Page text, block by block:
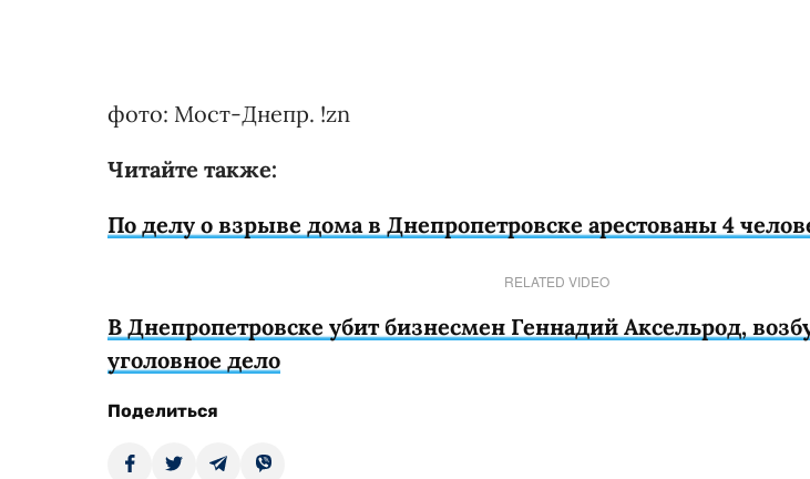
фото: Мост-Днепр. !zn
Читайте также:
По делу о взрыве дома в Днепропетровске арестованы 4
RELATED VIDEO
В Днепропетровске убит бизнесмен Геннадий Аксельрод,
уголовное дело
Поделиться